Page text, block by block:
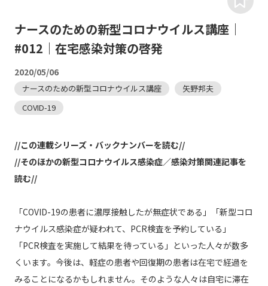
ナースのための新型コロナウイルス講座｜
#012｜在宅感染対策の啓発
2020/05/06
ナースのための新型コロナウイルス講座
矢野邦夫
COVID-19
//この連載シリーズ・バックナンバーを読む//
//そのほかの新型コロナウイルス感染症／感染対策関連記事を
読む//
「COVID-19の患者に濃厚接触したが無症状である」「新型コロ
ナウイルス感染症が疑われて、PCR検査を予約している」
「PCR検査を実施して結果を待っている」といった人々が数多
くいます。今後は、軽症の患者や回復期の患者は在宅で経過を
みることになるかもしれません。そのような人々は自宅に滞在